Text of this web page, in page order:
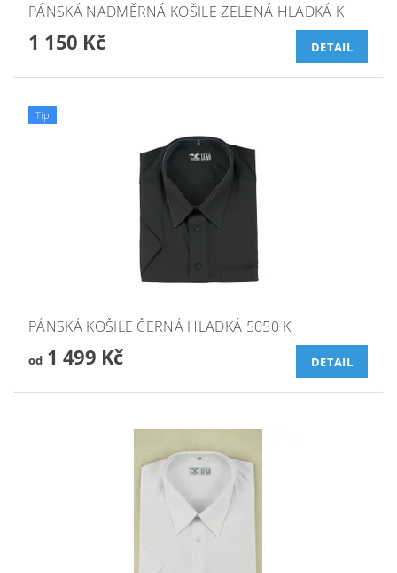
PÁNSKÁ NADMĚRNÁ KOŠILE ZELENÁ HLADKÁ K
1 150 Kč DETAIL
Tip
PÁNSKÁ KOŠILE ČERNÁ HLADKÁ 5050 K
od1 499 Kč DETAIL